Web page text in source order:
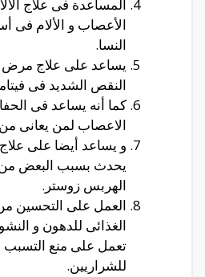
المساعدة فى علاج
الأعصاب و الألام فى
النسا.
يساعد على علاج مرض
النقص الشديد فى
كما أنه يساعد فى
الاعصاب لمن يعانى
و يساعد أيضا على
يحدث بسبب البعض
الهربس زوستر.
العمل على التحسين
الغذائى للدهون و
تعمل على منع
للشراريين.